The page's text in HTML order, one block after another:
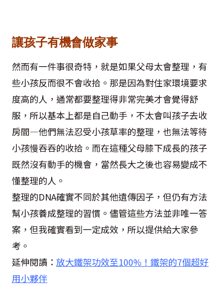
讓孩子有機會做家事
然而有一件事很奇特，就是如果父母太會整理，有
些小孩反而很不會收拾。那是因為對住家環境要求
度高的人，通常都要整理得非常完美才會覺得舒
服，所以基本上都是自己動手，不太會叫孩子去收
房間—他們無法忍受小孩草率的整理，也無法等待
小孩慢吞吞的收拾。而在這種父母膝下成長的孩子
既然沒有動手的機會，當然長大之後也容易變成不
懂整理的人。
整理的DNA確實不同於其他遺傳因子，但仍有方法
幫小孩養成整理的習慣。儘管這些方法並非唯一答
案，但我確實看到一定成效，所以提供給大家參
考。
延伸閱讀： 放大鐵架功效至100%！鐵架的7個超好
用小夥伴